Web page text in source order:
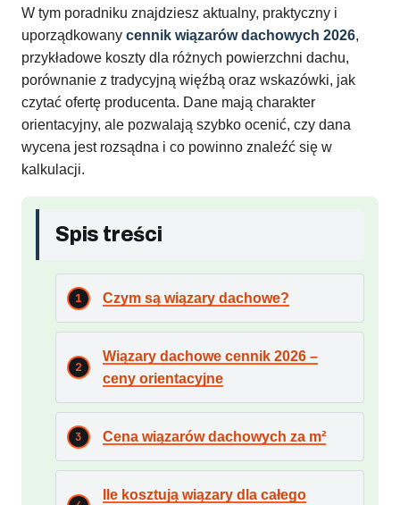
W tym poradniku znajdziesz aktualny, praktyczny i
uporządkowany cennik wiązarów dachowych 2026,
przykładowe koszty dla różnych powierzchni dachu,
porównanie z tradycyjną więźbą oraz wskazówki, jak
czytać ofertę producenta. Dane mają charakter
orientacyjny, ale pozwalają szybko ocenić, czy dana
wycena jest rozsądna i co powinno znaleźć się w
kalkulacji.
Spis treści
Czym są wiązary dachowe?
Wiązary dachowe cennik 2026 –
ceny orientacyjne
Cena wiązarów dachowych za m²
Ile kosztują wiązary dla całego